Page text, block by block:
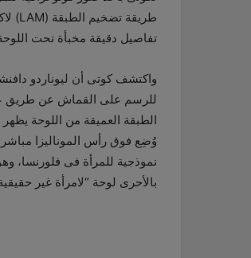
طريقة تضخيم الطبقة (LAM
تفاصيل دقيقة مخبأة تحت
واكتشف كوتى أن ليوناردو
للرسم على القماش عن طريق
الطبقة العميقة من اللوحة
وُضِع فوق رأس الموناليزا
نموذجية للمرأة فى فلورنسا،
بالأحرى لوحة “لامرأة غير